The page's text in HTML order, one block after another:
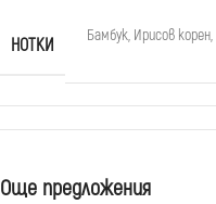
НОТКИ Бамбук, Ирисов корен,
Още предложения